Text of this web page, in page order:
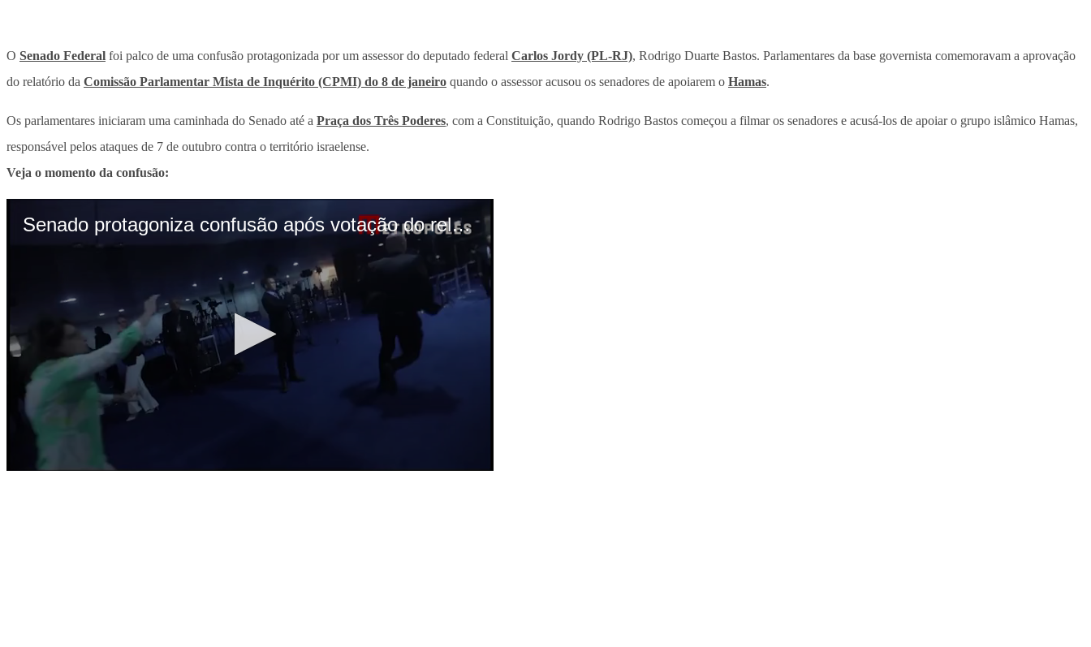
O Senado Federal foi palco de uma confusão protagonizada por um assessor do deputado federal Carlos Jordy (PL-RJ), Rodrigo Duarte Bastos. Parlamentares da base governista comemoravam a aprovação
do relatório da Comissão Parlamentar Mista de Inquérito (CPMI) do 8 de janeiro quando o assessor acusou os senadores de apoiarem o Hamas.
Os parlamentares iniciaram uma caminhada do Senado até a Praça dos Três Poderes, com a Constituição, quando Rodrigo Bastos começou a filmar os senadores e acusá-los de apoiar o grupo islâmico Hamas,
responsável pelos ataques de 7 de outubro contra o território israelense.
Veja o momento da confusão: